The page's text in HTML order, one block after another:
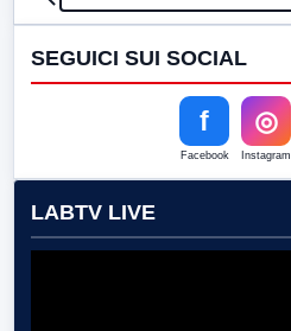
SEGUICI SUI SOCIAL
f
Facebook
◎
Instagram
LABTV LIVE